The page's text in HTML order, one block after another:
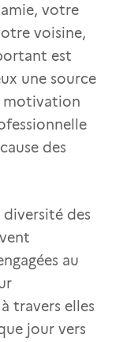
votre
voisine,
est
une source
motivation
des
des
au
travers elles
jour vers